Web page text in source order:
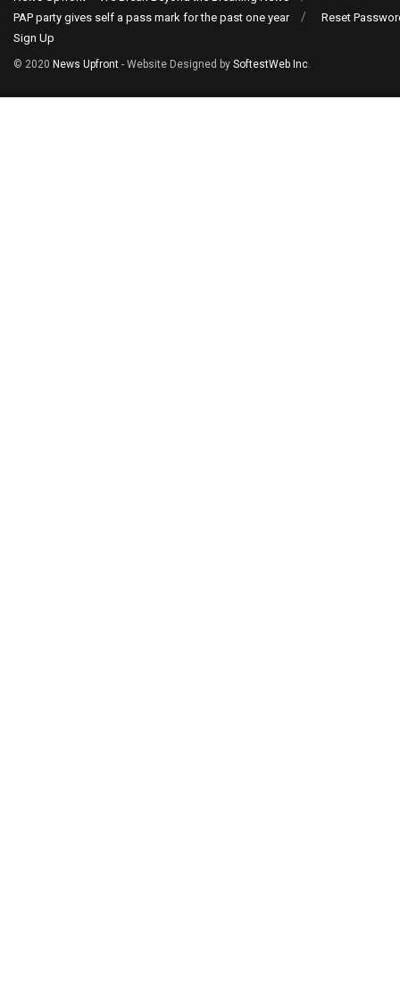
PAP party gives self a pass mark for the past one year
Reset
Sign Up
© 2020 News Upfront - Website Designed by SoftestWeb Inc.